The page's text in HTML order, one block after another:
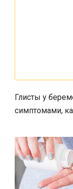
Глисты у
симптомами,